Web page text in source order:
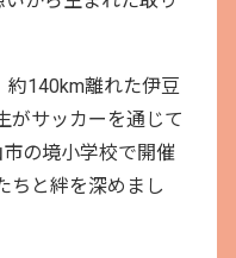
140km離れた伊豆
がサッカーを通じて
の境小学校で開催
ちと絆を深めまし